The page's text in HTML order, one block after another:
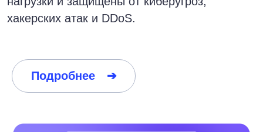
Облачная платформа для управления